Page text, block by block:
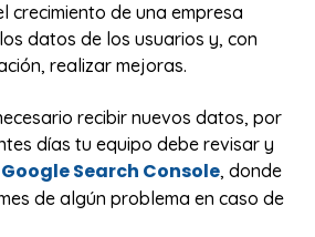
crecimiento de una empresa
datos de los usuarios y, con
realizar mejoras.
recibir nuevos datos, por
días tu equipo debe revisar y
Google Search Console, donde
de algún problema en caso de